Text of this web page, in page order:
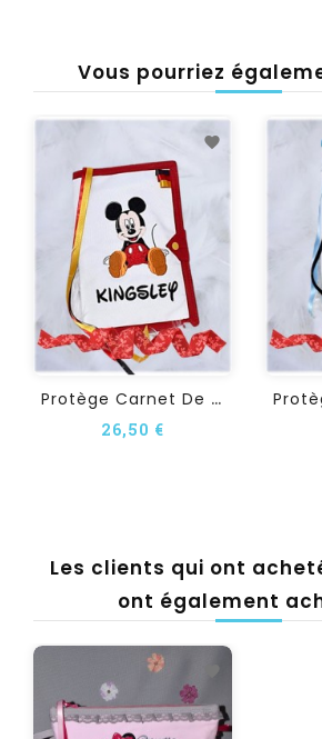
Vous pourriez
P
Rotège Carnet De Santé...
26,50 €
Les clients qui ont
ont également